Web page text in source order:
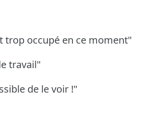
trop occupé en ce moment"
travail"
de le voir !"